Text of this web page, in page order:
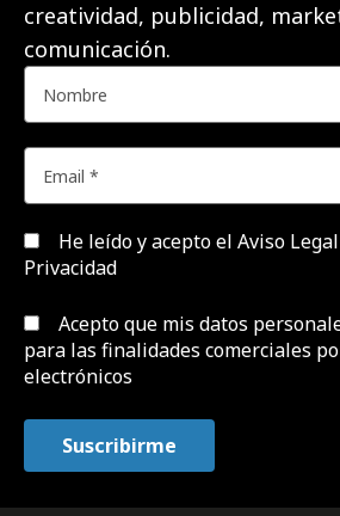
creatividad, publicidad,
comunicación.
He leído y acepto el Aviso
Privacidad
Acepto que mis datos
para las finalidades comerciales
electrónicos